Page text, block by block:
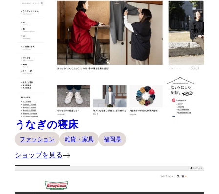
うなぎの寝床
ファッション 雑貨・家具 福岡県
ショップを見る